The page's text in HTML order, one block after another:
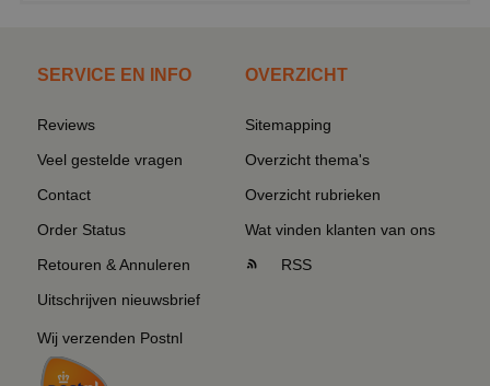
SERVICE EN INFO
Reviews
Veel gestelde vragen
Contact
Order Status
Retouren & Annuleren
Uitschrijven nieuwsbrief
Wij verzenden Postnl
OVERZICHT
Sitemapping
Overzicht thema's
Overzicht rubrieken
Wat vinden klanten van ons
RSS